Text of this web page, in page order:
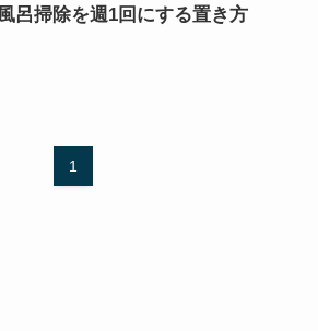
呂掃除を週1回にする置き方
1